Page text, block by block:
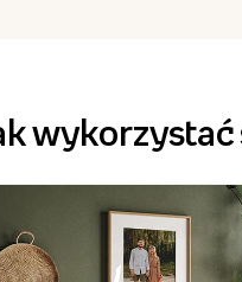
wykorzystać